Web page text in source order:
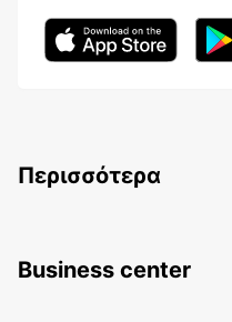
Περισσότερα
Business center